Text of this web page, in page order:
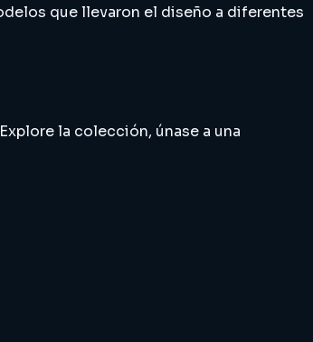
que llevaron el diseño a diferentes
la colección, únase a una